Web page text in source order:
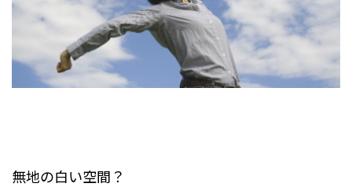
無地の白い空間？